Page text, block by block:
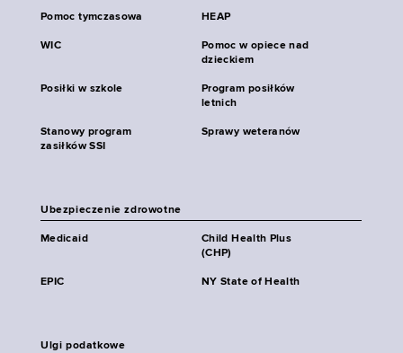
Pomoc tymczasowa HEAP
WIC
Pomoc w opiece nad
dzieckiem
Posiłki w szkole
Program posiłków
letnich
Stanowy program
zasiłków SSI
Sprawy weteranów
Ubezpieczenie zdrowotne
Medicaid
Child Health Plus
(CHP)
EPIC NY State of Health
Ulgi podatkowe